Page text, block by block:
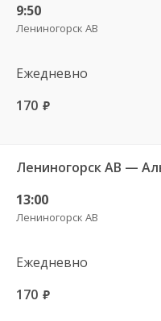
9:50
Лениногорск АВ
Ежедневно
170 руб.
Лениногорск АВ —
13:00
Лениногорск АВ
Ежедневно
170 руб.